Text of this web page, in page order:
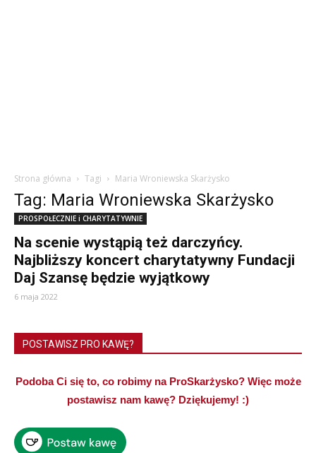
Strona główna Tagi Maria Wroniewska Skarżysko
Tag: Maria Wroniewska Skarżysko
PROSPOŁECZNIE i CHARYTATYWNIE
Na scenie wystąpią też darczyńcy.
Najbliższy koncert charytatywny Fundacji
Daj Szansę będzie wyjątkowy
6 maja 2022
POSTAWISZ PRO KAWĘ?
Podoba Ci się to, co robimy na ProSkarżysko? Więc może
postawisz nam kawę? Dziękujemy! :)